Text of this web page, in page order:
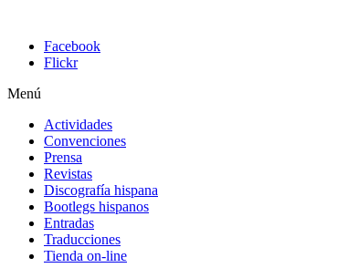
Facebook
Flickr
Menú
Actividades
Convenciones
Prensa
Revistas
Discografía hispana
Bootlegs hispanos
Entradas
Traducciones
Tienda on-line